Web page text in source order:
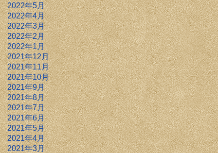
2022年5月
2022年4月
2022年3月
2022年2月
2022年1月
2021年12月
2021年11月
2021年10月
2021年9月
2021年8月
2021年7月
2021年6月
2021年5月
2021年4月
2021年3月